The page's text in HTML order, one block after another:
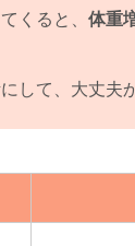
くると、 体重
して、大丈夫